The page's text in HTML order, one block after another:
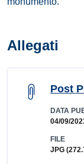
Allegati
Post
DATA
04/09/
FILE
JPG